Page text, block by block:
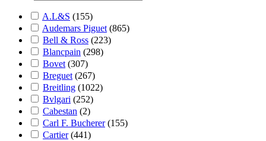
A.L&S (155)
Audemars Piguet (865)
Bell & Ross (223)
Blancpain (298)
Bovet (307)
Breguet (267)
Breitling (1022)
Bvlgari (252)
Cabestan (2)
Carl F. Bucherer (155)
Cartier (441)